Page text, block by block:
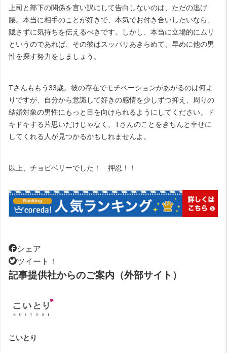
上司と部下の関係を言い訳にして告白しないのは、ただの逃げ
腰。本当に相手のことが好きで、本気でお付き合いしたいなら、
隠さずに気持ちを伝えるべきです。しかし、本当に立場的にムリ
というのであれば、その彼はスッパリあきらめて、早めに他の男
性を探す努力をしましょう。
Tさんももう33歳。彼の存在でモチベーションがあがるのは何よ
りですが、自分から意識して好きの感情を少しずつ抑え、周りの
結婚対象の男性にもっと目を向けられるようにしてください。ド
キドキする片思いだけじゃなく、Tさんのことをきちんと幸せに
してくれる人が見つかるかもしれませんよ。
以上、チョビベリーでした！ 押忍！！
シェア
ツイート！
記事提供社からのご案内（外部サイト）
こいとり